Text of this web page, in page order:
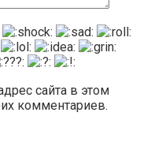
сайта в этом
комментариев.